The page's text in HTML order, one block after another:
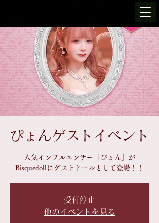
ぴょんゲストイベント
人気インフルエンサー「ぴょん」が
Bisquedollにゲストドールとして登場！！
受付停止
他のイベントを見る